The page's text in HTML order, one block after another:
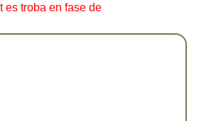
es troba en fase de